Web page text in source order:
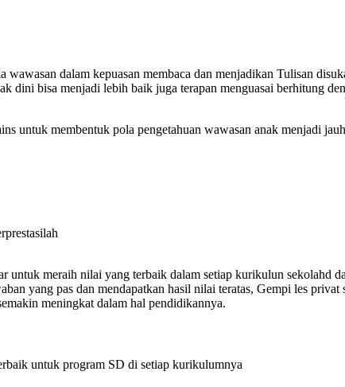
dalam kepuasan membaca dan menjadikan Tulisan
dini bisa menjadi lebih baik juga terapan menguasai berhitung
untuk membentuk pola pengetahuan wawasan anak menjadi
meraih nilai yang terbaik dalam setiap kurikulun sekolahd
yang pas dan mendapatkan hasil nilai teratas, Gempi les
meningkat dalam hal pendidikannya.
untuk program SD di setiap kurikulumnya